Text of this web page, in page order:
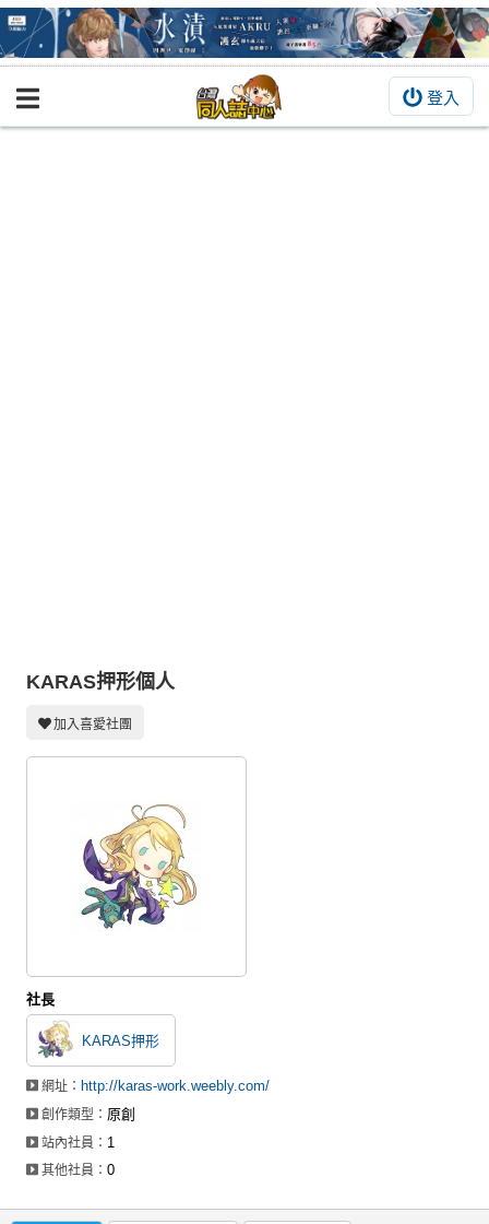
登入
BOOKY書集倉庫
交流中心
攤位轉讓區
會員功能選單
註冊會員
登入
KARAS押形個人
加入喜愛社團
社長
KARAS押形
網址： http://karas-work.weebly.com/
創作類型： 原創
站內社員： 1
其他社員：0